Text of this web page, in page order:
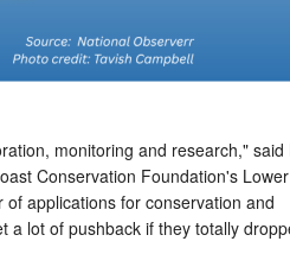
monitoring and research," said
Conservation Foundation's Lower
applications for conservation and
a lot of pushback if they totally